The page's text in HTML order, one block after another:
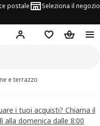
postale Seleziona il negozio
Hej! AccediLista deiCarrello
e terrazzo
i tuoi acquisti? Chiama il
alla domenica dalle 8:00